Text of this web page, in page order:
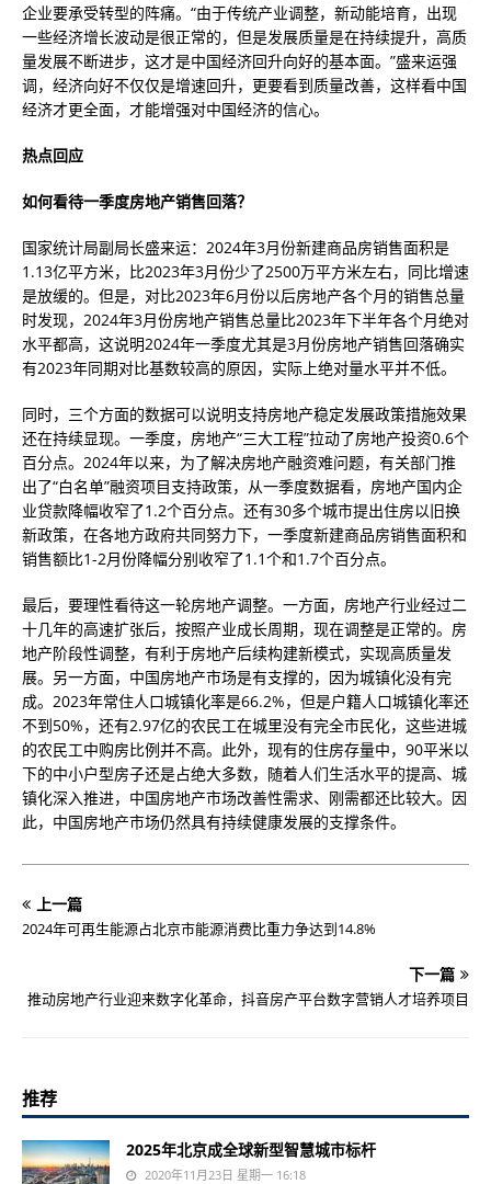
企业要承受转型的阵痛。“由于传统产业调整，新动能培育，出现
一些经济增长波动是很正常的，但是发展质量是在持续提升，高质
量发展不断进步，这才是中国经济回升向好的基本面。”盛来运强
调，经济向好不仅仅是增速回升，更要看到质量改善，这样看中国
经济才更全面，才能增强对中国经济的信心。
热点回应
如何看待一季度房地产销售回落？
国家统计局副局长盛来运：2024年3月份新建商品房销售面积是
1.13亿平方米，比2023年3月份少了2500万平方米左右，同比增速
是放缓的。但是，对比2023年6月份以后房地产各个月的销售总量
时发现，2024年3月份房地产销售总量比2023年下半年各个月绝对
水平都高，这说明2024年一季度尤其是3月份房地产销售回落确实
有2023年同期对比基数较高的原因，实际上绝对量水平并不低。
同时，三个方面的数据可以说明支持房地产稳定发展政策措施效果
还在持续显现。一季度，房地产“三大工程”拉动了房地产投资0.6个
百分点。2024年以来，为了解决房地产融资难问题，有关部门推
出了“白名单”融资项目支持政策，从一季度数据看，房地产国内企
业贷款降幅收窄了1.2个百分点。还有30多个城市提出住房以旧换
新政策，在各地方政府共同努力下，一季度新建商品房销售面积和
销售额比1-2月份降幅分别收窄了1.1个和1.7个百分点。
最后，要理性看待这一轮房地产调整。一方面，房地产行业经过二
十几年的高速扩张后，按照产业成长周期，现在调整是正常的。房
地产阶段性调整，有利于房地产后续构建新模式，实现高质量发
展。另一方面，中国房地产市场是有支撑的，因为城镇化没有完
成。2023年常住人口城镇化率是66.2%，但是户籍人口城镇化率还
不到50%，还有2.97亿的农民工在城里没有完全市民化，这些进城
的农民工中购房比例并不高。此外，现有的住房存量中，90平米以
下的中小户型房子还是占绝大多数，随着人们生活水平的提高、城
镇化深入推进，中国房地产市场改善性需求、刚需都还比较大。因
此，中国房地产市场仍然具有持续健康发展的支撑条件。
上一篇
2024年可再生能源占北京市能源消费比重力争达到14.8%
下一篇
推动房地产行业迎来数字化革命，抖音房产平台数字营销人才培养项目
推荐
2025年北京成全球新型智慧城市标杆
2020年11月23日 星期一 16:18